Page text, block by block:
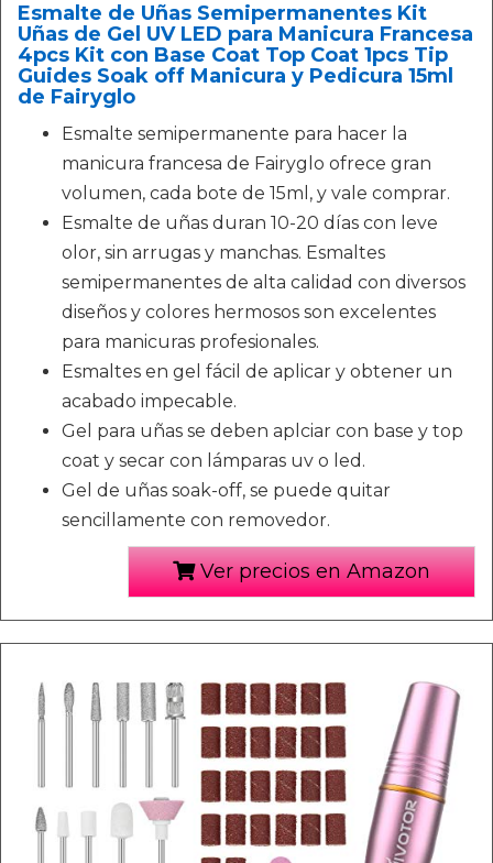
Esmalte de Uñas Semipermanentes Kit
Uñas de Gel UV LED para Manicura Francesa
4pcs Kit con Base Coat Top Coat 1pcs Tip
Guides Soak off Manicura y Pedicura 15ml
de Fairyglo
Esmalte semipermanente para hacer la
manicura francesa de Fairyglo ofrece gran
volumen, cada bote de 15ml, y vale comprar.
Esmalte de uñas duran 10-20 días con leve
olor, sin arrugas y manchas. Esmaltes
semipermanentes de alta calidad con diversos
diseños y colores hermosos son excelentes
para manicuras profesionales.
Esmaltes en gel fácil de aplicar y obtener un
acabado impecable.
Gel para uñas se deben aplciar con base y top
coat y secar con lámparas uv o led.
Gel de uñas soak-off, se puede quitar
sencillamente con removedor.
Ver precios en Amazon